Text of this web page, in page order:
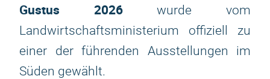
Gustus 2026wurde vom
Landwirtschaftsministerium offiziell zu
einer der führenden Ausstellungen im
Süden gewählt.